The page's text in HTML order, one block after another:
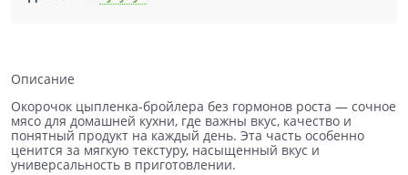
Описание
Окорочок цыпленка-бройлера без гормонов роста — сочное
мясо для домашней кухни, где важны вкус, качество и
понятный продукт на каждый день. Эта часть особенно
ценится за мягкую текстуру, насыщенный вкус и
универсальность в приготовлении.